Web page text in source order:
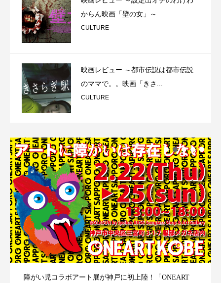
からん映画「壁の女」～
CULTURE
映画レビュー ～都市伝説は都市伝説
のママで。。映画「きさ...
CULTURE
障がい児コラボアート展が神戸に初上陸！「ONEART